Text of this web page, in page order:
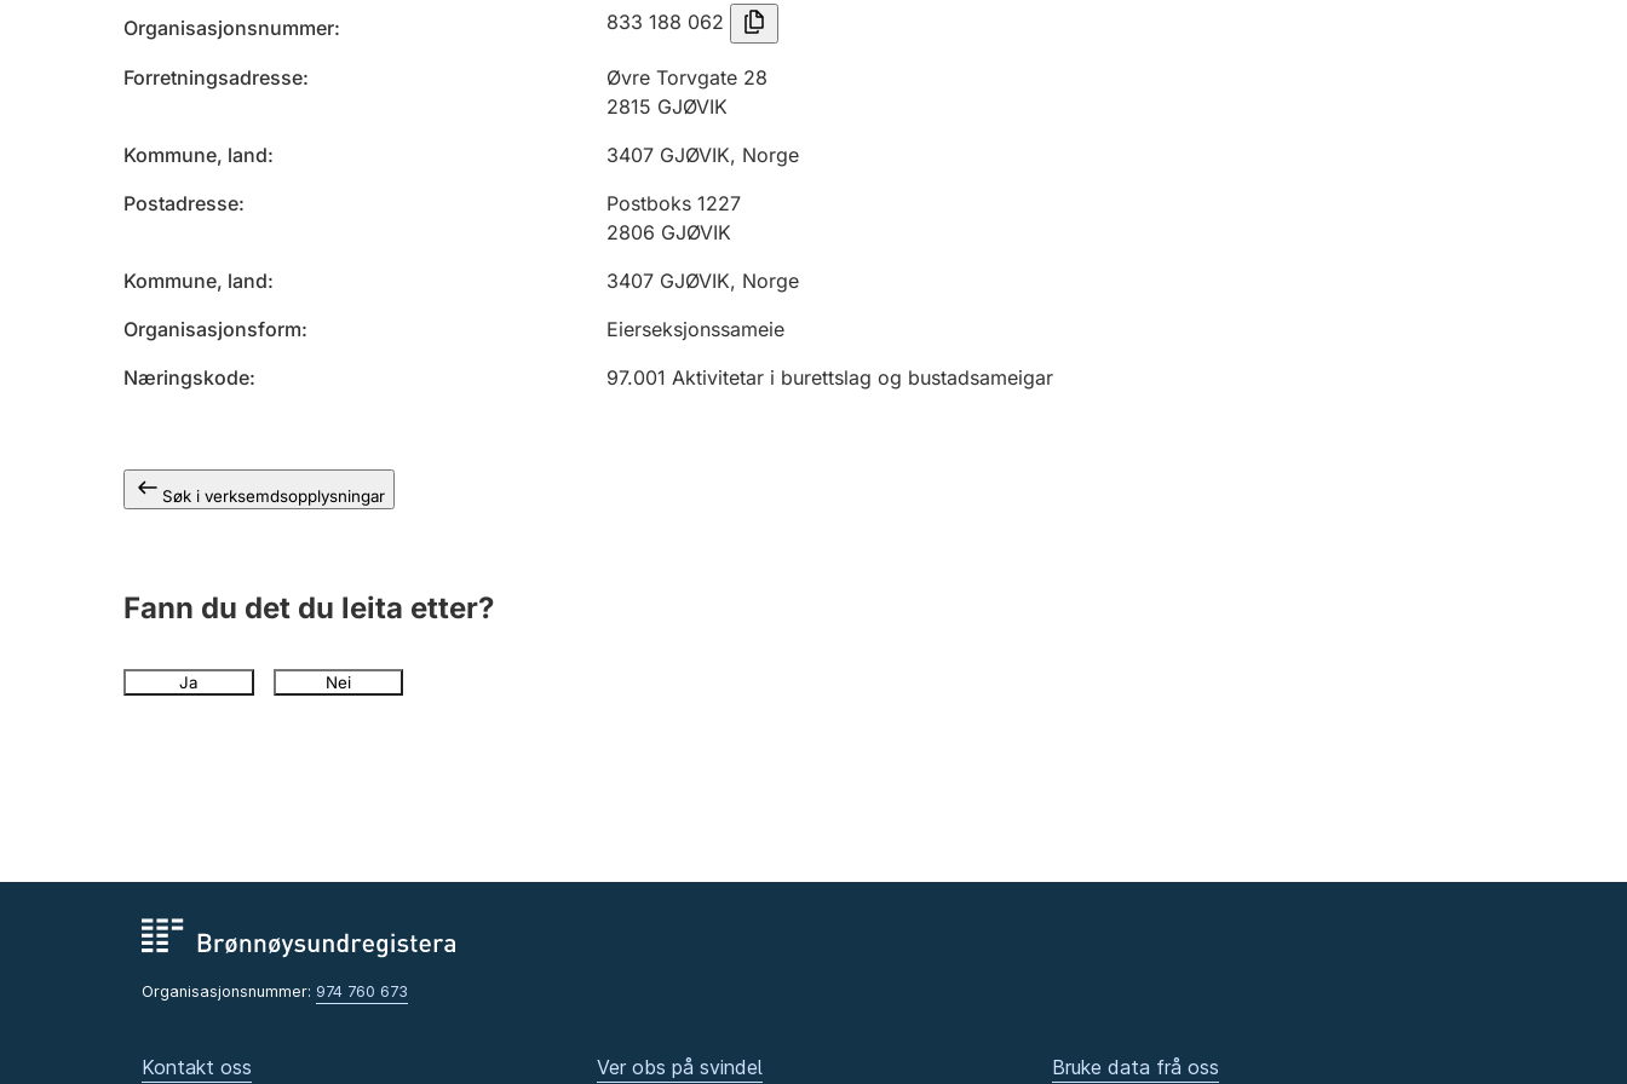
Organisasjonsnummer 833 188 062
Forretningsadresse
Øvre Torvgate 28
2815 GJØVIK
Kommune, land
3407 GJØVIK, Norge
Postadresse
Postboks 1227
2806 GJØVIK
Kommune, land
3407 GJØVIK, Norge
Organisasjonsform
Eierseksjonssameie
Næringskode
97.001 Aktivitetar i burettslag og bustadsameigar
Søk i verksemdsopplysningar
Fann du det du leita etter?
Ja Nei
Organisasjonsnummer: 974 760 673
Kontakt oss Ver obs på svindel Bruke data frå oss